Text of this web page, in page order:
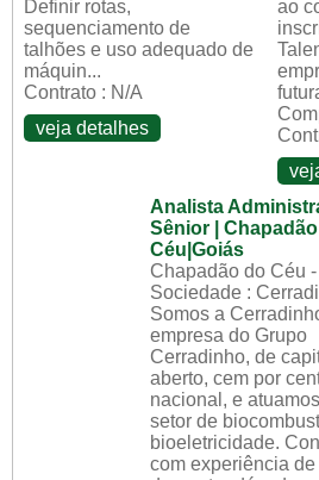
Definir rotas,
sequenciamento de
talhões e uso adequado de
máquin...
Contrato : N/A
veja detalhes
ao
Analista
Sênior |
Céu|Goiás
Chapadão do Céu
Sociedade :
Somos a
empresa do Grupo
Cerradinho, de
aberto, cem por
nacional, e
setor de
bioeletricidade.
com experiência